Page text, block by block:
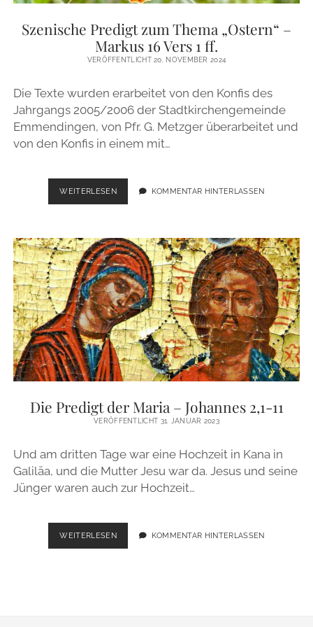
IMPRESSUM
instagram
email
Szenische Predigt zum Thema „Ostern“ –
Markus 16 Vers 1 ff.
VERÖFFENTLICHT 20. NOVEMBER 2024
Die Texte wurden erarbeitet von den Konfis des
Jahrgangs 2005/2006 der Stadtkirchengemeinde
Emmendingen, von Pfr. G. Metzger überarbeitet und
von den Konfis in einem mit…
WEITERLESENSZENISCHE
PREDIGT
„OSTERN“
–
MARKUS
16
VERS
1
FF.
KOMMENTAR HINTERLASSEN
Die Predigt der Maria – Johannes 2,1-11
VERÖFFENTLICHT 31. JANUAR 2023
Und am dritten Tage war eine Hochzeit in Kana in
Galiläa, und die Mutter Jesu war da. Jesus und seine
Jünger waren auch zur Hochzeit…
WEITERLESENDIE
PREDIGT
KOMMENTAR HINTERLASSEN